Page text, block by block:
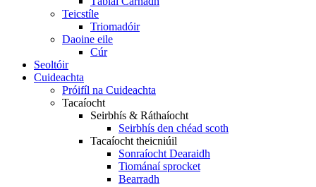
Teicstíle
Triomadóir
Daoine eile
Cúr
Seoltóir
Cuideachta
Próifíl na Cuideachta
Tacaíocht
Seirbhís & Ráthaíocht
Seirbhís den chéad scoth
Tacaíocht theicniúil
Sonraíocht Dearaidh
Tiománaí sprocket
Bearradh